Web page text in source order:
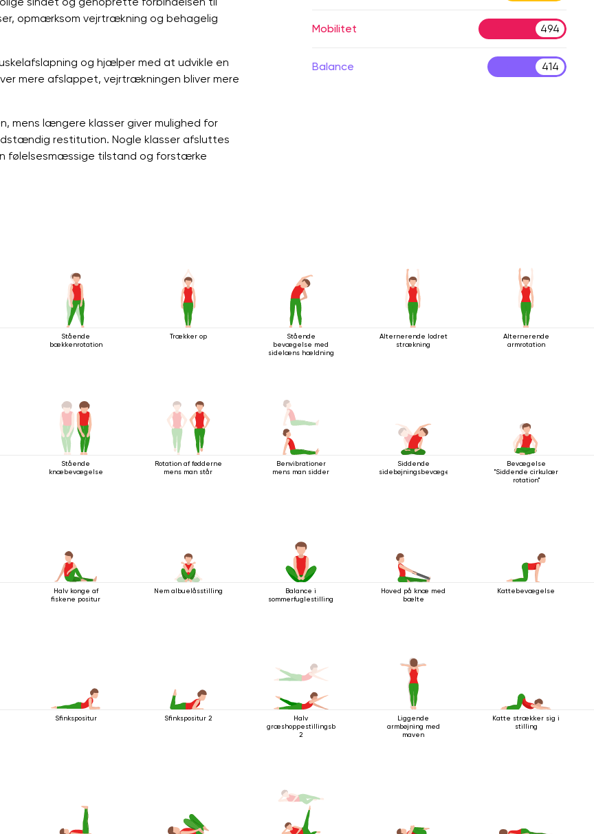
opmærksom vejrtrækning og behagelig
og hjælper med at udvikle en
mere afslappet, vejrtrækningen bliver mere
mens længere klasser giver mulighed for
restitution. Nogle klasser afsluttes
følelsesmæssige tilstand og forstærke
Mobilitet 494
Balance 414
Stående
bækkenrotation
Trækker op
Stående
bevægelse med
sidelæns hældning
Alternerende lodret
strækning
Alternerende
armrotation
Stående
knæbevægelse
Rotation af fødderne
mens man står
Benvibrationer
mens man sidder
Siddende
sidebøjningsbevægelse
Bevægelse
"Siddende cirkulær
rotation"
Halv konge af
fiskene positur
Nem albuelåsstilling
Balance i
sommerfuglestilling
Hoved på knæ med
bælte
Kattebevægelse
Sfinkspositur Sfinkspositur 2
Halv
græshoppestillingsbevægelse
2
Liggende
armbøjning med
maven
Katte strækker sig i
stilling